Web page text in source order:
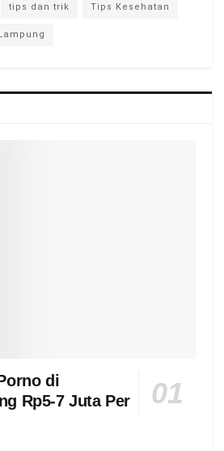
tips dan trik Tips Kesehatan
di
Rp5-7 Juta Per